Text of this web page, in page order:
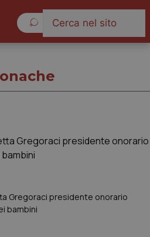
Gregoraci presidente onorario
bambini